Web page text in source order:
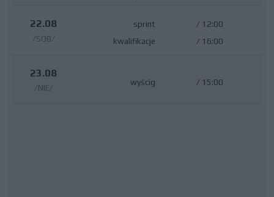
22.08
/SOB/
sprint
kwalifikacje
/ 12:00
/ 16:00
23.08
/NIE/
wyścig / 15:00